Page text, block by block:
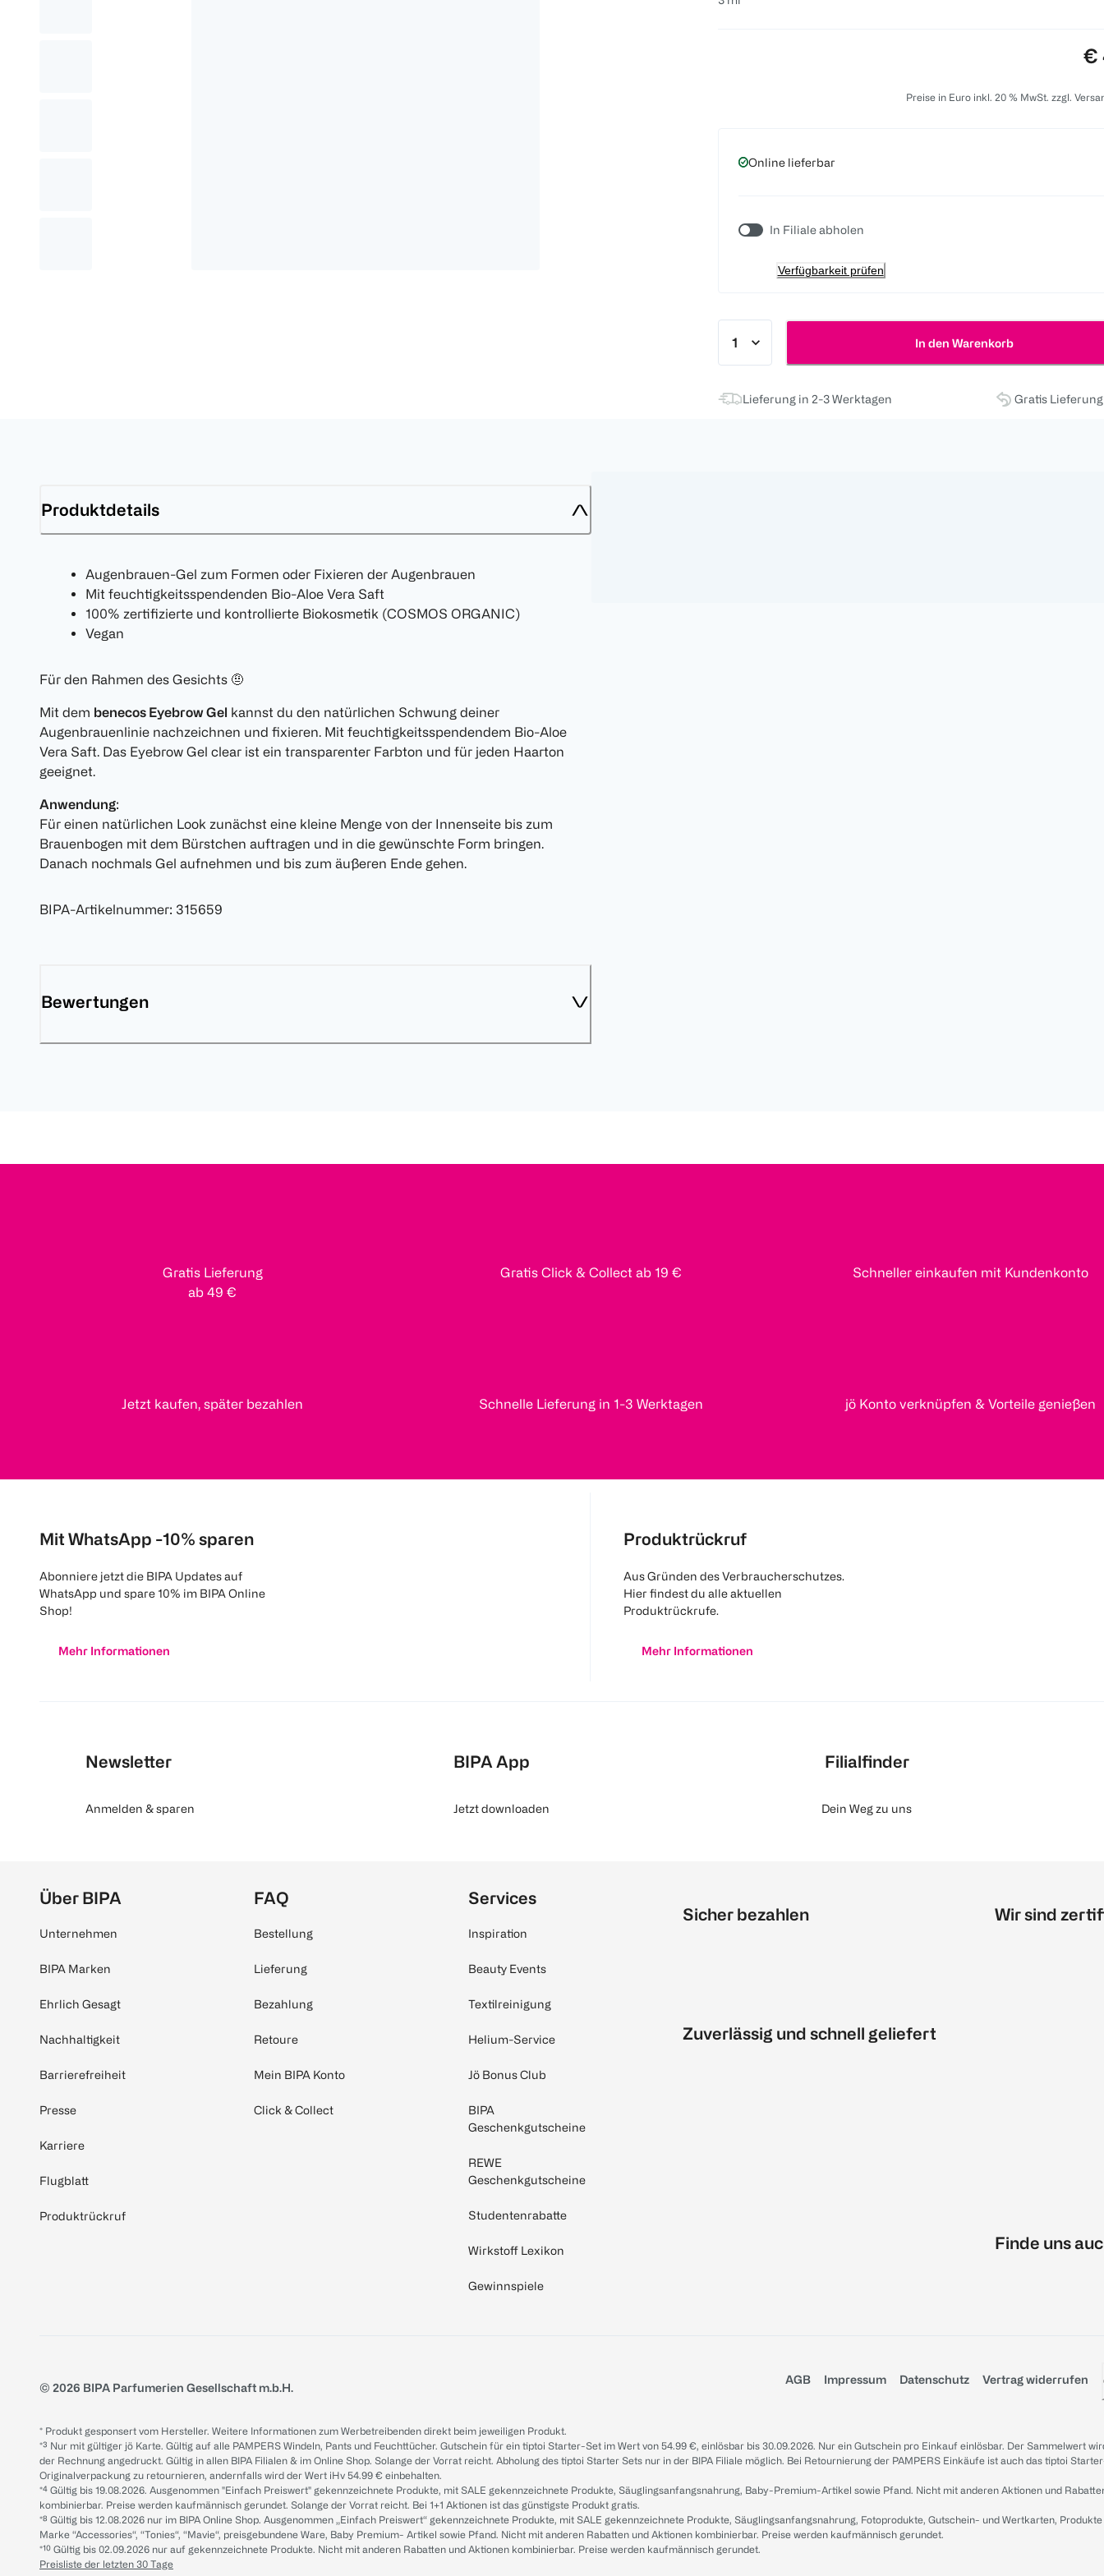
€
Preise in Euro inkl. 20 % MwSt. zzgl.
Online lieferbar
In Filiale abholen
Verfügbarkeit prüfen
In den Warenkorb
Lieferung in 2-3 Werktagen Gratis
Produktdetails
Augenbrauen-Gel zum Formen oder Fixieren der Augenbrauen
Mit feuchtigkeitsspendenden Bio-Aloe Vera Saft
100% zertifizierte und kontrollierte Biokosmetik (COSMOS ORGANIC)
Vegan
Für den Rahmen des Gesichts 🤨
Mit dem benecos Eyebrow Gel kannst du den natürlichen Schwung deiner
Augenbrauenlinie nachzeichnen und fixieren. Mit feuchtigkeitsspendendem Bio-Aloe
Vera Saft. Das Eyebrow Gel clear ist ein transparenter Farbton und für jeden Haarton
geeignet.
Anwendung:
Für einen natürlichen Look zunächst eine kleine Menge von der Innenseite bis zum
Brauenbogen mit dem Bürstchen auftragen und in die gewünschte Form bringen.
Danach nochmals Gel aufnehmen und bis zum äußeren Ende gehen.
BIPA-Artikelnummer: 315659
Bewertungen
Gratis Lieferung
ab 49 €
Gratis Click & Collect ab 19 € Schneller einkaufen mit Kundenkonto
Jetzt kaufen, später bezahlen Schnelle Lieferung in 1-3 Werktagen jö Konto verknüpfen & Vorteile genießen
Mit WhatsApp -10% sparen
Abonniere jetzt die BIPA Updates auf
WhatsApp und spare 10% im BIPA Online
Shop!
Mehr Informationen
Produktrückruf
Aus Gründen des Verbraucherschutzes.
Hier findest du alle aktuellen
Produktrückrufe.
Mehr Informationen
Newsletter
Anmelden & sparen
BIPA App
Jetzt downloaden
Filialfinder
Dein Weg zu uns
Über BIPA
Unternehmen
BIPA Marken
Ehrlich Gesagt
Nachhaltigkeit
Barrierefreiheit
Presse
Karriere
Flugblatt
Produktrückruf
FAQ
Bestellung
Lieferung
Bezahlung
Retoure
Mein BIPA Konto
Click & Collect
Services
Inspiration
Beauty Events
Textilreinigung
Helium-Service
Jö Bonus Club
BIPA
Geschenkgutscheine
REWE
Geschenkgutscheine
Studentenrabatte
Wirkstoff Lexikon
Gewinnspiele
Sicher bezahlen
Zuverlässig und schnell geliefert
Wir sind
Finde uns
© 2026 BIPA Parfumerien Gesellschaft m.b.H.
AGB Impressum Datenschutz Vertrag widerrufen
* Produkt gesponsert vom Hersteller. Weitere Informationen zum Werbetreibenden direkt beim jeweiligen Produkt.
*³ Nur mit gültiger jö Karte. Gültig auf alle PAMPERS Windeln, Pants und Feuchttücher. Gutschein für ein tiptoi Starter-Set im Wert von 54.99 €, einlösbar bis 30.09.2026. Nur ein Gutschein pro Einkauf einlösbar. Der Sammelwert
der Rechnung angedruckt. Gültig in allen BIPA Filialen & im Online Shop. Solange der Vorrat reicht. Abholung des tiptoi Starter Sets nur in der BIPA Filiale möglich. Bei Retournierung der PAMPERS Einkäufe ist auch das tiptoi
Originalverpackung zu retournieren, andernfalls wird der Wert iHv 54.99 € einbehalten.
*⁴ Gültig bis 19.08.2026. Ausgenommen "Einfach Preiswert" gekennzeichnete Produkte, mit SALE gekennzeichnete Produkte, Säuglingsanfangsnahrung, Baby-Premium-Artikel sowie Pfand. Nicht mit anderen Aktionen und
kombinierbar. Preise werden kaufmännisch gerundet. Solange der Vorrat reicht. Bei 1+1 Aktionen ist das günstigste Produkt gratis.
*⁸ Gültig bis 12.08.2026 nur im BIPA Online Shop. Ausgenommen „Einfach Preiswert“ gekennzeichnete Produkte, mit SALE gekennzeichnete Produkte, Säuglingsanfangsnahrung, Fotoprodukte, Gutschein- und Wertkarten,
Marke “Accessories“, “Tonies“, “Mavie“, preisgebundene Ware, Baby Premium- Artikel sowie Pfand. Nicht mit anderen Rabatten und Aktionen kombinierbar. Preise werden kaufmännisch gerundet.
*¹⁰ Gültig bis 02.09.2026 nur auf gekennzeichnete Produkte. Nicht mit anderen Rabatten und Aktionen kombinierbar. Preise werden kaufmännisch gerundet.
Preisliste der letzten 30 Tage